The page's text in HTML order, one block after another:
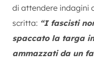
di attendere indagini
scritta: “I fascisti
spaccato la targa
ammazzati da un